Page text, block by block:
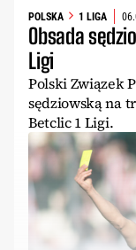
POLSKA 1 LIGA
Obsada
Ligi
Polski Związek
sędziowską na
Betclic 1 Ligi.